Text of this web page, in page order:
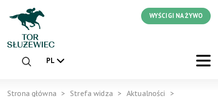
WYŚCIGI NA ŻYWO
PL
Strona główna Strefa widza
Aktualności